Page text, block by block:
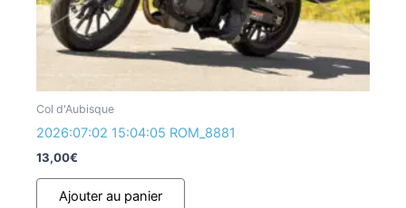
Col d'Aubisque
2026:07:02 15:04:05 ROM_8881
13,00€
Ajouter au panier